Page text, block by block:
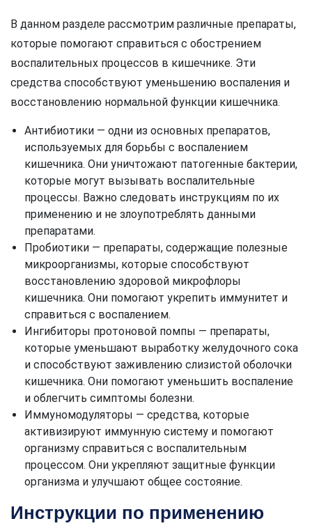
В данном разделе рассмотрим различные препараты,
которые помогают справиться с обострением
воспалительных процессов в кишечнике. Эти
средства способствуют уменьшению воспаления и
восстановлению нормальной функции кишечника.
Антибиотики — одни из основных препаратов,
используемых для борьбы с воспалением
кишечника. Они уничтожают патогенные бактерии,
которые могут вызывать воспалительные
процессы. Важно следовать инструкциям по их
применению и не злоупотреблять данными
препаратами.
Пробиотики — препараты, содержащие полезные
микроорганизмы, которые способствуют
восстановлению здоровой микрофлоры
кишечника. Они помогают укрепить иммунитет и
справиться с воспалением.
Ингибиторы протоновой помпы — препараты,
которые уменьшают выработку желудочного сока
и способствуют заживлению слизистой оболочки
кишечника. Они помогают уменьшить воспаление
и облегчить симптомы болезни.
Иммуномодуляторы — средства, которые
активизируют иммунную систему и помогают
организму справиться с воспалительным
процессом. Они укрепляют защитные функции
организма и улучшают общее состояние.
Инструкции по применению